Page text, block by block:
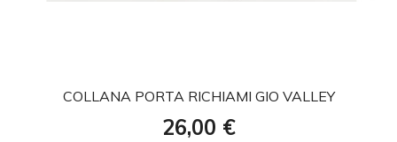
COLLANA PORTA RICHIAMI GIO VALLEY
Prezzo
26,00 €